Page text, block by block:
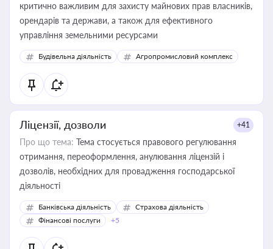
критично важливим для захисту майнових прав власників,
орендарів та держави, а також для ефективного
управління земельними ресурсами
Будівельна діяльність Агропромисловий комплекс
Ліцензії, дозволи +41
Про що тема: Тема стосується правового регулювання
отримання, переоформлення, анулювання ліцензій і
дозволів, необхідних для провадження господарської
діяльності
Банківська діяльність
Страхова діяльність
Фінансові послуги
+5